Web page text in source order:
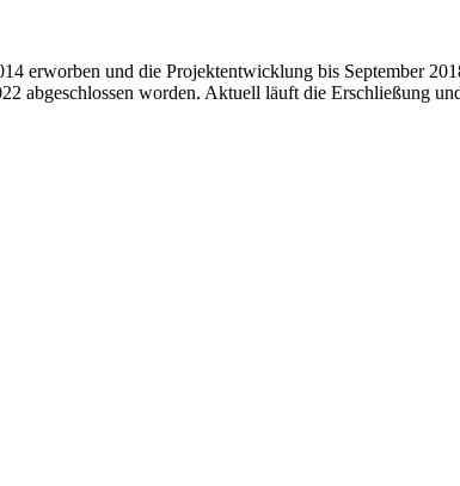
erworben und die Projektentwicklung bis September
abgeschlossen worden. Aktuell läuft die Erschließung